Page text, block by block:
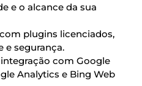
e o alcance da sua
plugins licenciados,
e segurança.
com Google
Analytics e Bing Web